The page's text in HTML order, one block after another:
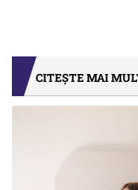
CITEȘTE MAI